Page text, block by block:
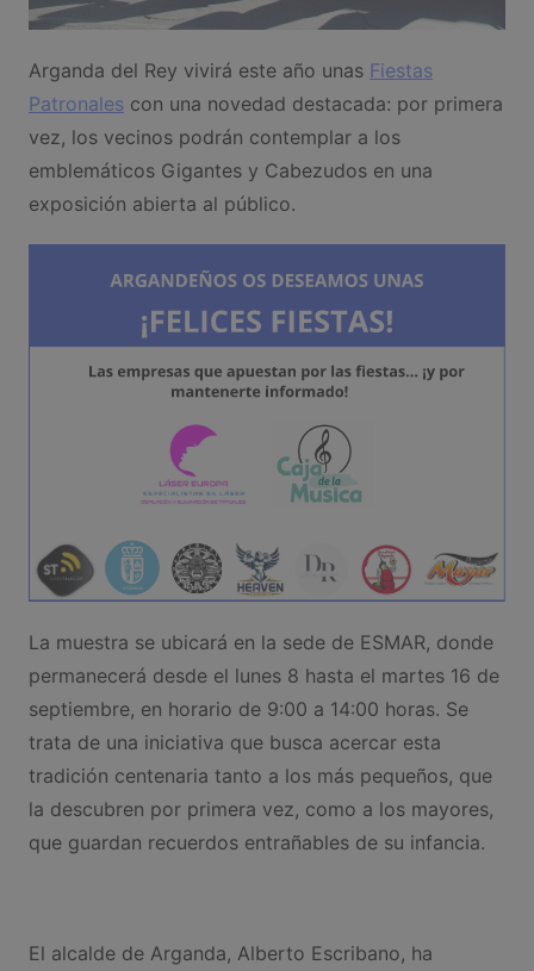
Arganda del Rey vivirá este año unas Fiestas
Patronalescon una novedad destacada: por primera
vez, los vecinos podrán contemplar a los
emblemáticos Gigantes y Cabezudos en una
exposición abierta al público.
La muestra se ubicará en la sede de ESMAR, donde
permanecerá desde el lunes 8 hasta el martes 16 de
septiembre, en horario de 9:00 a 14:00 horas. Se
trata de una iniciativa que busca acercar esta
tradición centenaria tanto a los más pequeños, que
la descubren por primera vez, como a los mayores,
que guardan recuerdos entrañables de su infancia.
El alcalde de Arganda, Alberto Escribano, ha